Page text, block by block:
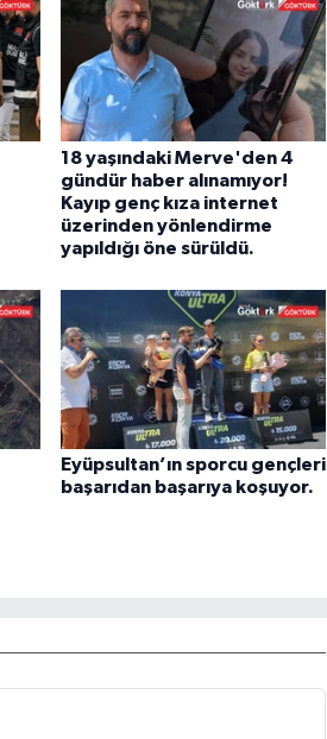
18 yaşındaki Merve'den 4
gündür haber alınamıyor!
Kayıp genç kıza internet
üzerinden yönlendirme
yapıldığı öne sürüldü.
Eyüpsultan’ın sporcu gençleri
başarıdan başarıya koşuyor.